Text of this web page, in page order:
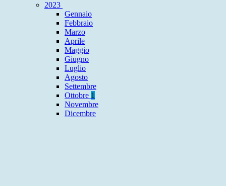
2023
Gennaio
Febbraio
Marzo
Aprile
Maggio
Giugno
Luglio
Agosto
Settembre
Ottobre 1
Novembre
Dicembre